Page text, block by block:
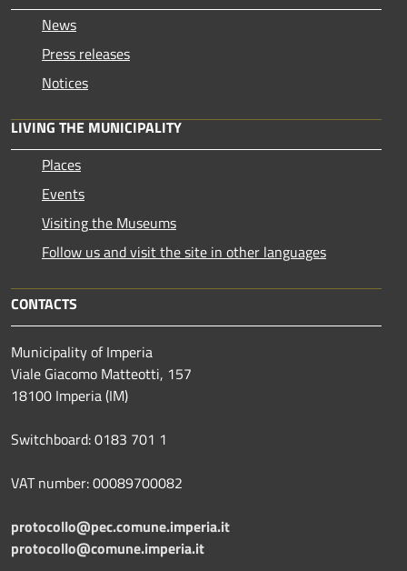
News
Press releases
Notices
LIVING THE MUNICIPALITY
Places
Events
Visiting the Museums
Follow us and visit the site in other languages
CONTACTS
Municipality of Imperia
Viale Giacomo Matteotti, 157
18100 Imperia (IM)
Switchboard: 0183 701 1
VAT number: 00089700082
protocollo@pec.comune.imperia.it
protocollo@comune.imperia.it